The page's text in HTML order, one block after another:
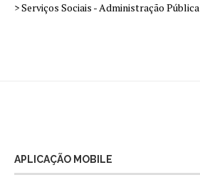
> Serviços Sociais - Administração Pública
APLICAÇÃO MOBILE